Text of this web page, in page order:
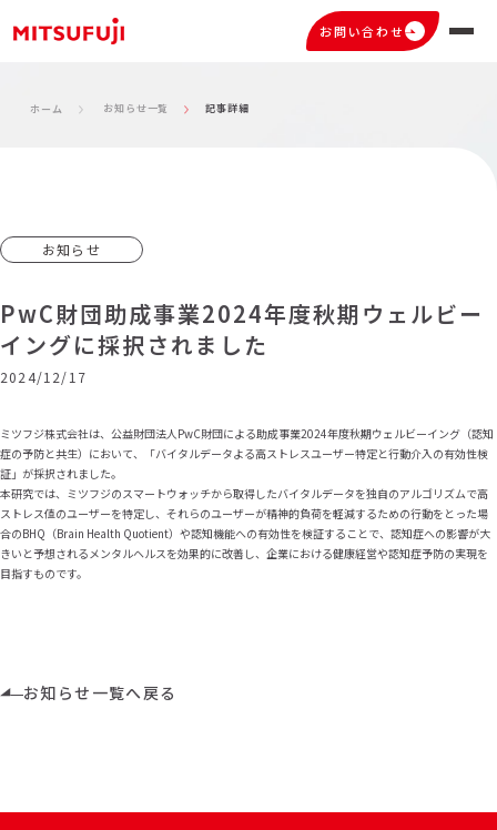
お問い合わせ
ホーム お知らせ一覧 記事詳細
お知らせ
PwC財団助成事業2024年度秋期ウェルビー
イングに採択されました
2024/12/17
ミツフジ株式会社は、公益財団法人PwC財団による助成事業2024年度秋期ウェルビーイング（認知
症の予防と共生）において、「バイタルデータよる高ストレスユーザー特定と行動介入の有効性検
証」が採択されました。
本研究では、ミツフジのスマートウォッチから取得したバイタルデータを独自のアルゴリズムで高
ストレス値のユーザーを特定し、それらのユーザーが精神的負荷を軽減するための行動をとった場
合のBHQ（Brain Health Quotient）や認知機能への有効性を検証することで、認知症への影響が大
きいと予想されるメンタルヘルスを効果的に改善し、企業における健康経営や認知症予防の実現を
目指すものです。
お知らせ一覧へ戻る